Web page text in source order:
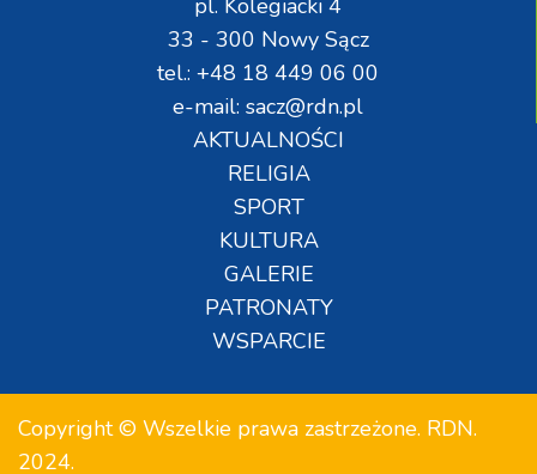
pl. Kolegiacki 4
33 - 300 Nowy Sącz
tel.: +48 18 449 06 00
e-mail: sacz@rdn.pl
AKTUALNOŚCI
RELIGIA
SPORT
KULTURA
GALERIE
PATRONATY
WSPARCIE
Copyright © Wszelkie prawa zastrzeżone. RDN.
2024.